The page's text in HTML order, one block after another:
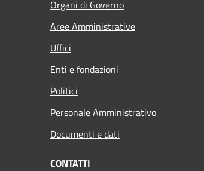
Organi di Governo
Aree Amministrative
Uffici
Enti e fondazioni
Politici
Personale Amministrativo
Documenti e dati
CONTATTI